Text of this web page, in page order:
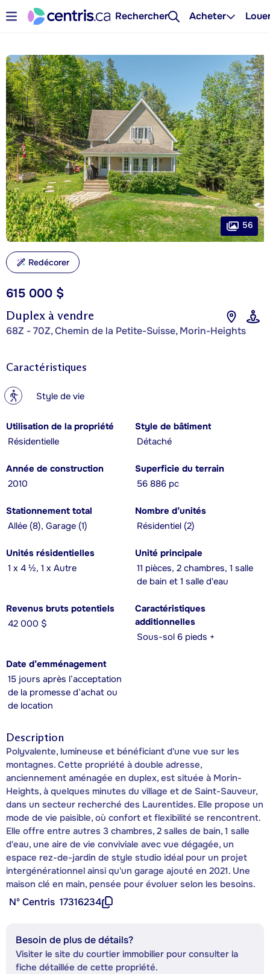
Rechercher Acheter
Duplex à vendre
68Z - 70Z, Chemin de la Petite-Suisse, Morin-Heights
615 000 $
56
Redécorer
Caractéristiques
? Style de vie
Utilisation de la propriété
Résidentielle
Style de bâtiment
Détaché
Année de construction
2010
Superficie du terrain
56 886 pc
Stationnement total
Allée (8), Garage (1)
Nombre d’unités
Résidentiel (2)
Unités résidentielles
1 x 4 ½, 1 x Autre
Unité principale
11 pièces, 2 chambres, 1 salle
de bain et 1 salle d'eau
Revenus bruts potentiels
42 000 $
Caractéristiques
additionnelles
Sous-sol 6 pieds +
Date d’emménagement
15 jours après l’acceptation
de la promesse d’achat ou
de location
Description
Polyvalente, lumineuse et bénéficiant d'une vue sur les
montagnes. Cette propriété à double adresse,
anciennement aménagée en duplex, est située à Morin-
Heights, à quelques minutes du village et de Saint-Sauveur,
dans un secteur recherché des Laurentides. Elle propose un
mode de vie paisible, où confort et flexibilité se rencontrent.
Elle offre entre autres 3 chambres, 2 salles de bain, 1 salle
d'eau, une aire de vie conviviale avec vue dégagée, un
espace rez-de-jardin de style studio idéal pour un projet
intergénérationnel ainsi qu'un garage ajouté en 2021. Une
maison clé en main, pensée pour évoluer selon les besoins.
Nº Centris 17316234
Besoin de plus de détails?
Visiter le site du courtier immobilier pour consulter la
fiche détaillée de cette propriété.